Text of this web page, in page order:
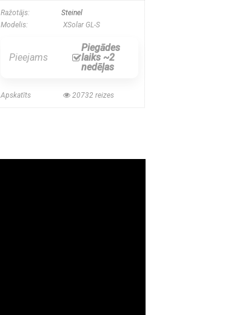
Ražotājs:
Steinel
Modelis:
XSolar GL-S
Pieejams
Piegādes
laiks ~2
nedēļas
Apskatīts 20732 reizes